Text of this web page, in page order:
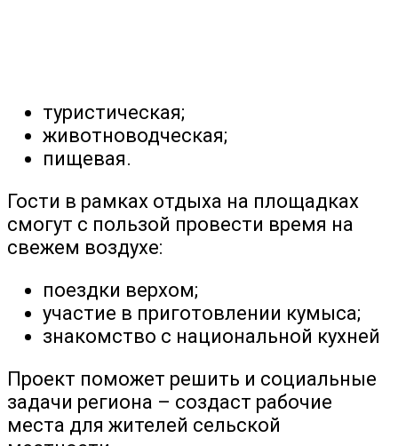
туристическая;
животноводческая;
пищевая.
Гости в рамках отдыха на площадках
смогут с пользой провести время на
свежем воздухе:
поездки верхом;
участие в приготовлении кумыса;
знакомство с национальной кухней
Проект поможет решить и социальные
задачи региона – создаст рабочие
места для жителей сельской